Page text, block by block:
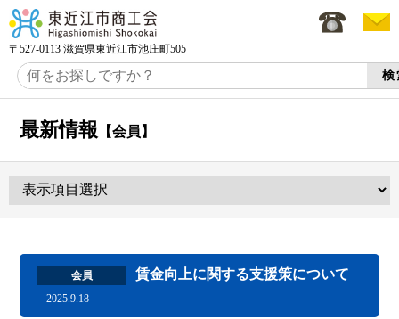
〒527-0113 滋賀県東近江市池庄町505
最新情報 【会員】
会員 賃金向上に関する支援策について
2025.9.18